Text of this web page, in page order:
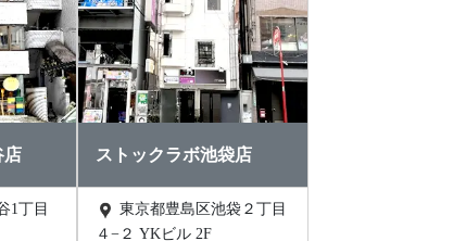
店 ストックラボ池袋店
東京都豊島区池袋２丁目
４−２ YKビル 2F